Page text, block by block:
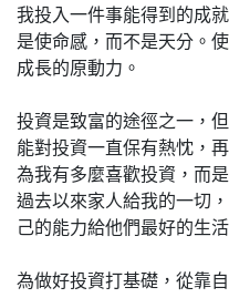
我投入一件事能得到的成
是使命感，而不是天分。
成長的原動力。
投資是致富的途徑之一，
能對投資一直保有熱忱，
為我有多麼喜歡投資，而
過去以來家人給我的一切
己的能力給他們最好的生
為做好投資打基礎，從靠